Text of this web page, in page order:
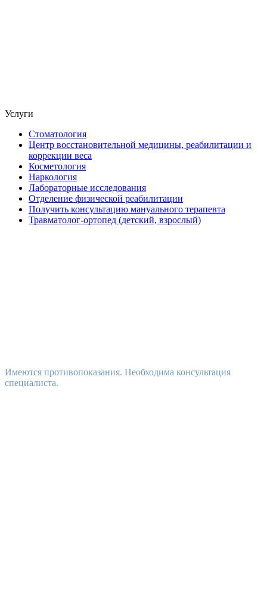
Услуги
Стоматология
Центр восстановительной медицины, реабилитации и
коррекции веса
Косметология
Наркология
Лабораторные исследования
Отделение физической реабилитации
Получить консультацию мануального терапевта
Травматолог-ортопед (детский, взрослый)
Имеются противопоказания. Необходима консультация
специалиста.